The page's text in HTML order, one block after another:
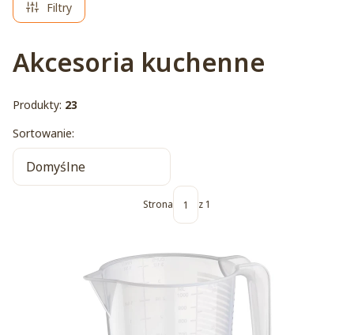
Filtry
Akcesoria kuchenne
Produkty: 23
Lista produktów
Sortowanie:
Domyślne
Strona z 1